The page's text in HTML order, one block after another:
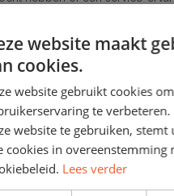
website maakt
cookies.
website gebruikt cookies
te
website te gebruiken, stemt
cookies in overeenstemming
Lees verder